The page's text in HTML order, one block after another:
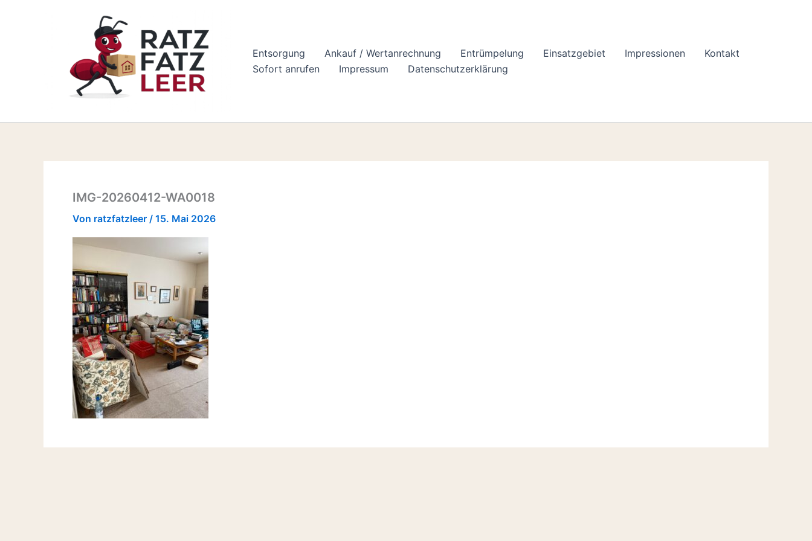
Entsorgung
Ankauf / Wertanrechnung Entrümpelung Einsatzgebiet Impressionen
Kontakt
Sofort anrufen
Impressum Datenschutzerklärung
IMG-20260412-WA0018
Von ratzfatzleer / 15. Mai 2026